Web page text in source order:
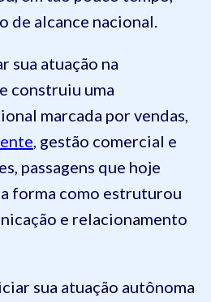
de alcance nacional.
sua atuação na
construiu uma
marcada por vendas,
, gestão comercial e
passagens que hoje
forma como estruturou
e relacionamento
sua atuação autônoma